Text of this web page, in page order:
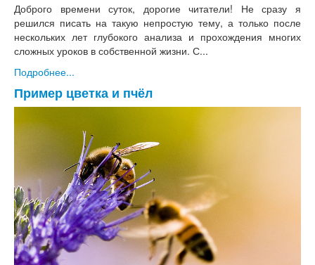
Доброго времени суток, дорогие читатели! Не сразу я
решился писать на такую непростую тему, а только после
нескольких лет глубокого анализа и прохождения многих
сложных уроков в собственной жизни. С...
Подробнее...
Пример цветка и пчёл